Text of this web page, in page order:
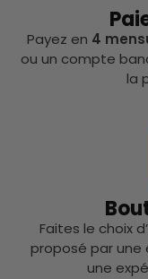
Payez en 4
ou un compte
la
Faites le choix
proposé par une
une